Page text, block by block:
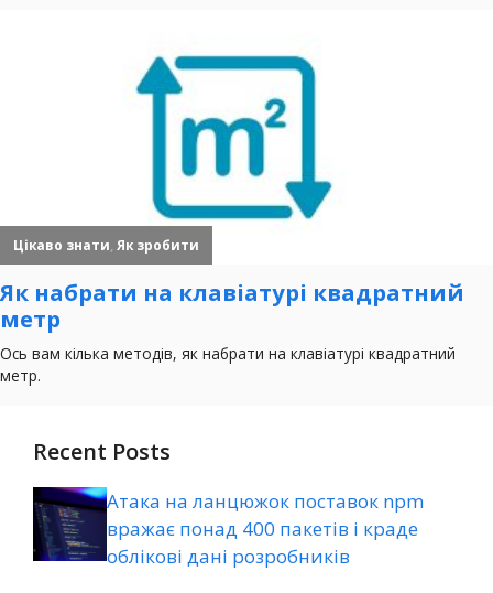
Recent Posts
Атака на ланцюжок поставок npm
вражає понад 400 пакетів і краде
облікові дані розробників